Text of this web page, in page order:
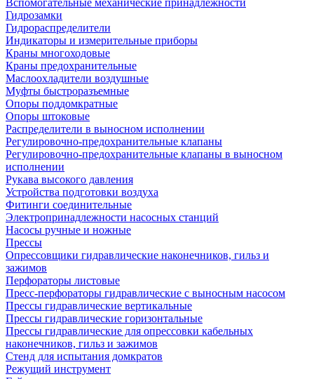
Вспомогательные механические принадлежности
Гидрозамки
Гидрораспределители
Индикаторы и измерительные приборы
Краны многоходовые
Краны предохранительные
Маслоохладители воздушные
Муфты быстроразъемные
Опоры поддомкратные
Опоры штоковые
Распределители в выносном исполнении
Регулировочно-предохранительные клапаны
Регулировочно-предохранительные клапаны в выносном
исполнении
Рукава высокого давления
Устройства подготовки воздуха
Фитинги соединительные
Электропринадлежности насосных станций
Насосы ручные и ножные
Прессы
Опрессовщики гидравлические наконечников, гильз и
зажимов
Перфораторы листовые
Пресс-перфораторы гидравлические с выносным насосом
Прессы гидравлические вертикальные
Прессы гидравлические горизонтальные
Прессы гидравлические для опрессовки кабельных
наконечников, гильз и зажимов
Стенд для испытания домкратов
Режущий инструмент